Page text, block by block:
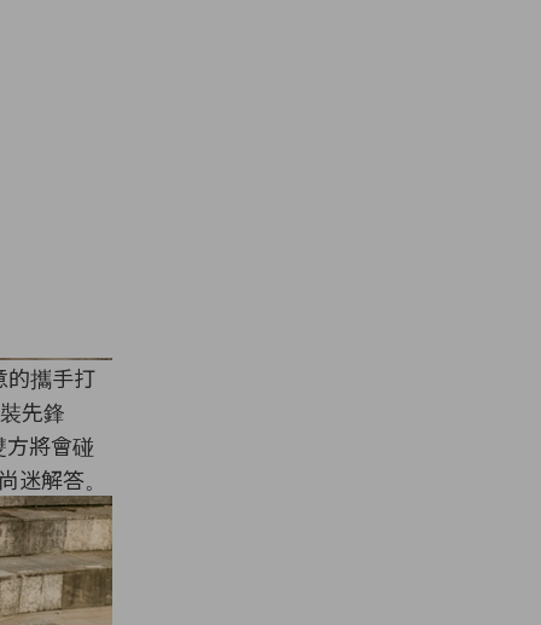
的攜手打
先鋒
方將會碰
解答。